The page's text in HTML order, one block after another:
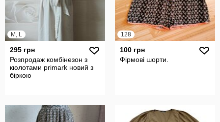
M, L
295 грн
Розпродаж комбінезон з
кюлотами primark новий з
біркою
128
100 грн
Фірмові шорти.